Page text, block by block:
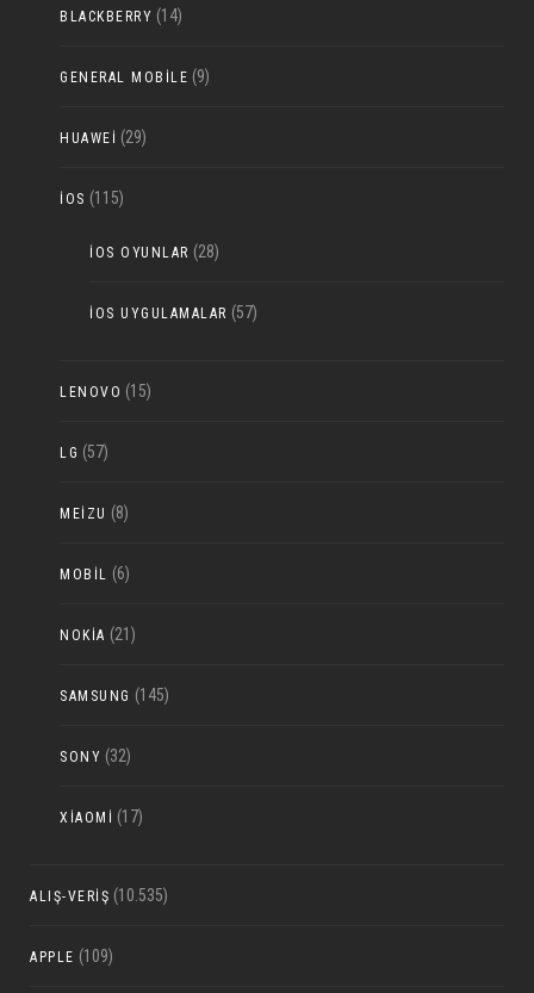
BLACKBERRY (14)
GENERAL MOBILE (9)
HUAWEI (29)
IOS (115)
IOS OYUNLAR (28)
IOS UYGULAMALAR (57)
LENOVO (15)
LG (57)
MEIZU (8)
MOBIL (6)
NOKIA (21)
SAMSUNG (145)
SONY (32)
XIAOMI (17)
ALIŞ-VERIŞ (10.535)
APPLE (109)